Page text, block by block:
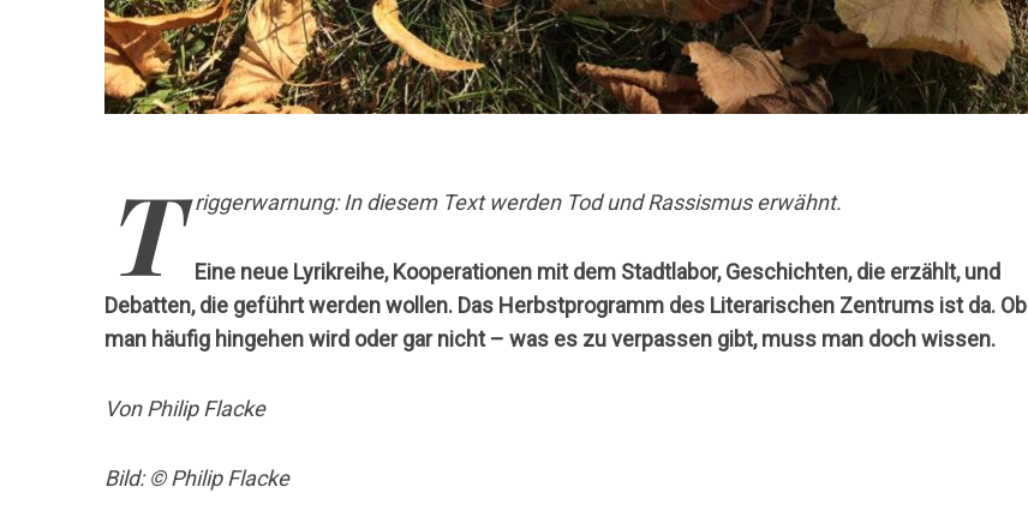
T riggerwarnung: In diesem Text werden Tod und Rassismus erwähnt.
Eine neue Lyrikreihe, Kooperationen mit dem Stadtlabor, Geschichten, die erzählt, und
Debatten, die geführt werden wollen. Das Herbstprogramm des Literarischen Zentrums ist da. Ob
man häufig hingehen wird oder gar nicht – was es zu verpassen gibt, muss man doch wissen.
Von Philip Flacke
Bild: © Philip Flacke